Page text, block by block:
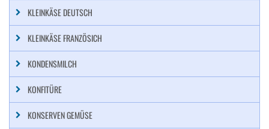
KLEINKÄSE DEUTSCH
KLEINKÄSE FRANZÖSICH
KONDENSMILCH
KONFITÜRE
KONSERVEN GEMÜSE